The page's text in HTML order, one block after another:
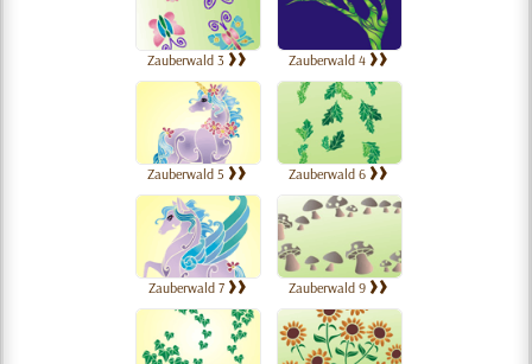
Zauberwald 3 Zauberwald 4
Zauberwald 5 Zauberwald 6
Zauberwald 7 Zauberwald 9